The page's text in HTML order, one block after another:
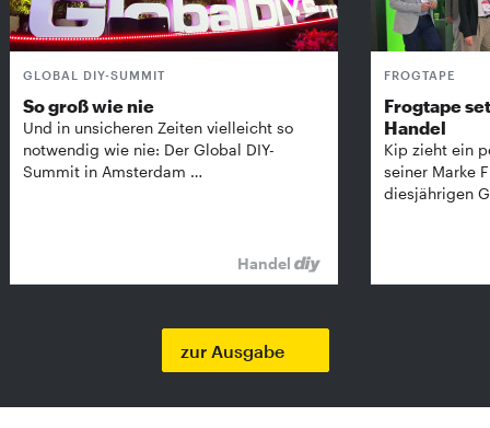
GLOBAL DIY-SUMMIT
So groß wie nie
Und in unsicheren Zeiten vielleicht so
notwendig wie nie: Der Global DIY-
Summit in Amsterdam …
Handel
FROGTAPE
Frogtape
Handel
Kip zieht ein
seiner Marke
diesjährigen
zur Ausgabe